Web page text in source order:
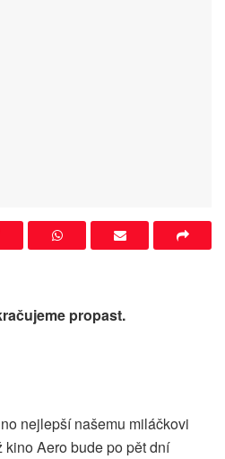
propast.
nejlepší našemu miláčkovi
Aero bude po pět dní